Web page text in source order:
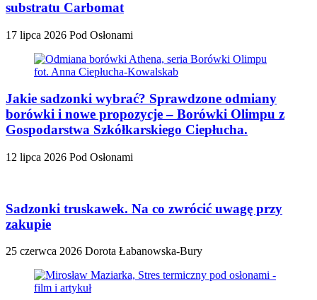
substratu Carbomat
17 lipca 2026 Pod Osłonami
Jakie sadzonki wybrać? Sprawdzone odmiany
borówki i nowe propozycje – Borówki Olimpu z
Gospodarstwa Szkółkarskiego Ciepłucha.
12 lipca 2026 Pod Osłonami
Sadzonki truskawek. Na co zwrócić uwagę przy
zakupie
25 czerwca 2026 Dorota Łabanowska-Bury